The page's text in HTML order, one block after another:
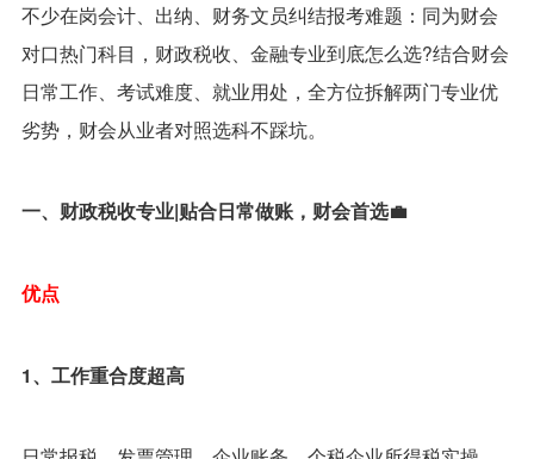
不少在岗会计、出纳、财务文员纠结报考难题：同为财会
对口热门科目，财政税收、金融专业到底怎么选?结合财会
日常工作、考试难度、就业用处，全方位拆解两门专业优
劣势，财会从业者对照选科不踩坑。
一、财政税收专业|贴合日常做账，财会首选💼
优点
1、工作重合度超高